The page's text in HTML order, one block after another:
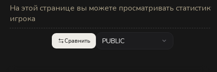
На этой странице вы можете просматривать статистику
игрока
Сравнить PUBLIC
п
р
а
в